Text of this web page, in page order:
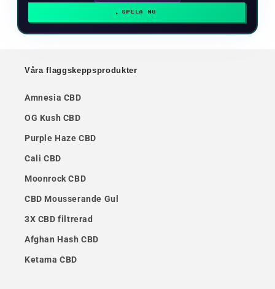
SPELA NU
Våra flaggskeppsprodukter
Amnesia CBD
OG Kush CBD
Purple Haze CBD
Cali CBD
Moonrock CBD
CBD Mousserande Gul
3X CBD filtrerad
Afghan Hash CBD
Ketama CBD